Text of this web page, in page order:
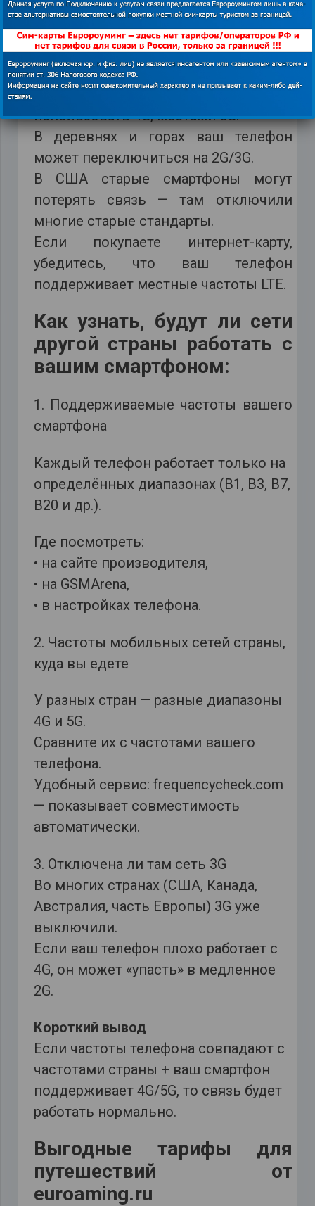
Что это значит для
путешественников?
Если едете в Европу или Азию —
почти наверняка будете
использовать 4G, местами 5G.
В деревнях и горах ваш телефон
может переключиться на 2G/3G.
В США старые смартфоны могут
потерять связь — там отключили
многие старые стандарты.
Если покупаете интернет-карту,
убедитесь, что ваш телефон
поддерживает местные частоты LTE.
Как узнать, будут ли сети
другой страны работать с
вашим смартфоном:
1. Поддерживаемые частоты вашего
смартфона
Каждый телефон работает только на
определённых диапазонах (B1, B3, B7,
B20 и др.).
Где посмотреть:
• на сайте производителя,
• на GSMArena,
• в настройках телефона.
2. Частоты мобильных сетей страны,
куда вы едете
У разных стран — разные диапазоны
4G и 5G.
Сравните их с частотами вашего
телефона.
Удобный сервис: frequencycheck.com
— показывает совместимость
автоматически.
3. Отключена ли там сеть 3G
Во многих странах (США, Канада,
Австралия, часть Европы) 3G уже
выключили.
Если ваш телефон плохо работает с
4G, он может «упасть» в медленное
2G.
Короткий вывод
Если частоты телефона совпадают с
частотами страны + ваш смартфон
поддерживает 4G/5G, то связь будет
работать нормально.
Выгодные тарифы для
путешествий от
euroaming.ru